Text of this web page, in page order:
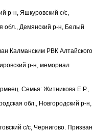
р-н, Яшкуровский с/с,
обл., Демянский р-н, Белый
Калманским РВК Алтайского
р-н, мемориал
Семья: Житникова Е.Р.,
обл., Новгородский р-н,
с/с, Чернигово. Призван